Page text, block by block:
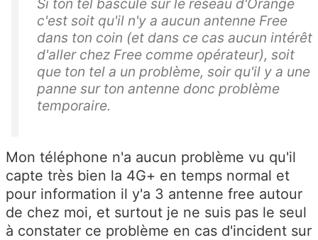
Si ton tel bascule sur le réseau d'Orange
c'est soit qu'il n'y a aucun antenne Free
dans ton coin (et dans ce cas aucun intérêt
d'aller chez Free comme opérateur), soit
que ton tel a un problème, soir qu'il y a une
panne sur ton antenne donc problème
temporaire.
Mon téléphone n'a aucun problème vu qu'il
capte très bien la 4G+ en temps normal et
pour information il y'a 3 antenne free autour
de chez moi, et surtout je ne suis pas le seul
à constater ce problème en cas d'incident sur